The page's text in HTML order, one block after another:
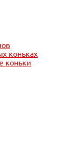
коньках
коньки